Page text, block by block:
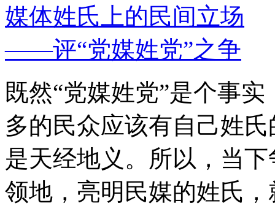
媒体姓氏上的民间立场
——评“党媒姓党”之争
既然“党媒姓党”是个事
多的民众应该有自己姓
是天经地义。所以，当
领地，亮明民媒的姓氏